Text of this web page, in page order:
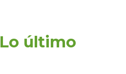
Lo último